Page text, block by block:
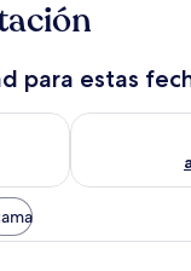
para estas
ago 6 - ago 7
Consulta la
de hotel con dos